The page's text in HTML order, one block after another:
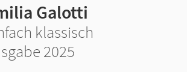
Galotti
klassisch
2025